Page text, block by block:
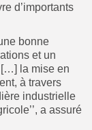
d’importants
bonne
et un
[…] la mise en
à travers
industrielle
a assuré